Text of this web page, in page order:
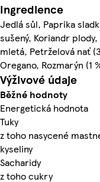
Ingredience
Jedlá sůl, Paprika
sušený, Koriandr
mletá, Petrželová nať
Oregano, Rozmarýn (1
Výživové údaje
Běžné hodnoty
Energetická hodnota
Tuky
z toho nasycené
kyseliny
Sacharidy
z toho cukry